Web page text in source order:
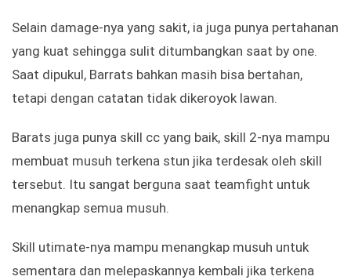
Selain damage-nya yang sakit, ia juga punya pertahanan
yang kuat sehingga sulit ditumbangkan saat by one.
Saat dipukul, Barrats bahkan masih bisa bertahan,
tetapi dengan catatan tidak dikeroyok lawan.
Barats juga punya skill cc yang baik, skill 2-nya mampu
membuat musuh terkena stun jika terdesak oleh skill
tersebut. Itu sangat berguna saat teamfight untuk
menangkap semua musuh.
Skill utimate-nya mampu menangkap musuh untuk
sementara dan melepaskannya kembali jika terkena